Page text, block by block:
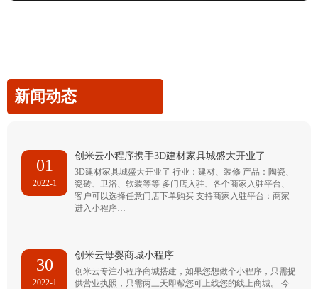
新闻动态
01
2022-1
创米云小程序携手3D建材家具城盛大开业了
3D建材家具城盛大开业了 行业：建材、装修 产品：陶瓷、
瓷砖、卫浴、软装等等 多门店入驻、各个商家入驻平台、
客户可以选择任意门店下单购买 支持商家入驻平台：商家
进入小程序…
30
2022-1
创米云母婴商城小程序
创米云专注小程序商城搭建，如果您想做个小程序，只需提
供营业执照，只需两三天即帮您可上线您的线上商城。 今